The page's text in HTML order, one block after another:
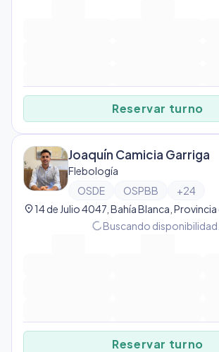
Reservar turno
Joaquín Camicia Garriga
Flebología
OSDE
OSPBB +24
location_on
progress_activityBuscando disponibilidad…
Reservar turno